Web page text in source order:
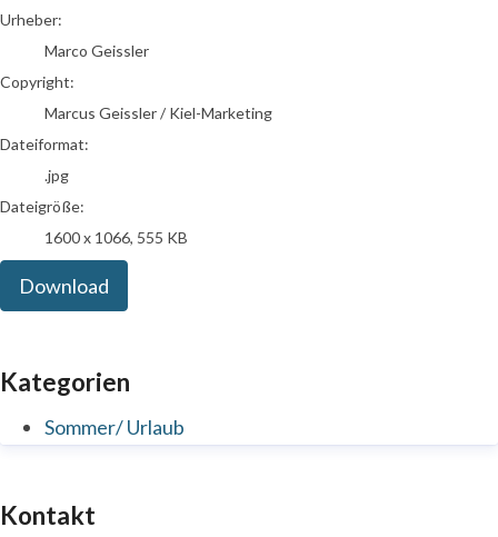
Urheber:
Marco Geissler
Copyright:
Marcus Geissler / Kiel-Marketing
Dateiformat:
.jpg
Dateigröße:
1600 x 1066, 555 KB
Download
Kategorien
Sommer/ Urlaub
Kontakt